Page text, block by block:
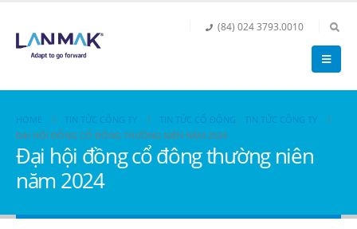
(84) 024 3793.0010
HOME TIN TỨC CÔNG TY TIN TỨC CỔ ĐÔNG,
TIN TỨC CÔNG TY
ĐẠI HỘI ĐỒNG CỔ ĐÔNG THƯỜNG NIÊN NĂM 2024
Đại hội đồng cổ đông thường niên
năm 2024